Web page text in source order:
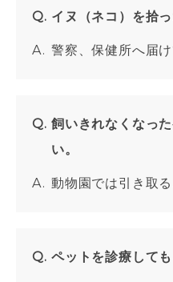
イヌ（ネコ）を拾
警察、保健所へ届け
飼いきれなくなっ
い。
動物園では引き取
ペットを診療して